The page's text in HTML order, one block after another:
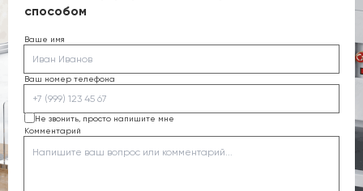
способом
Ваше имя
Ваш номер телефона
Не звонить, просто напишите мне
Комментарий